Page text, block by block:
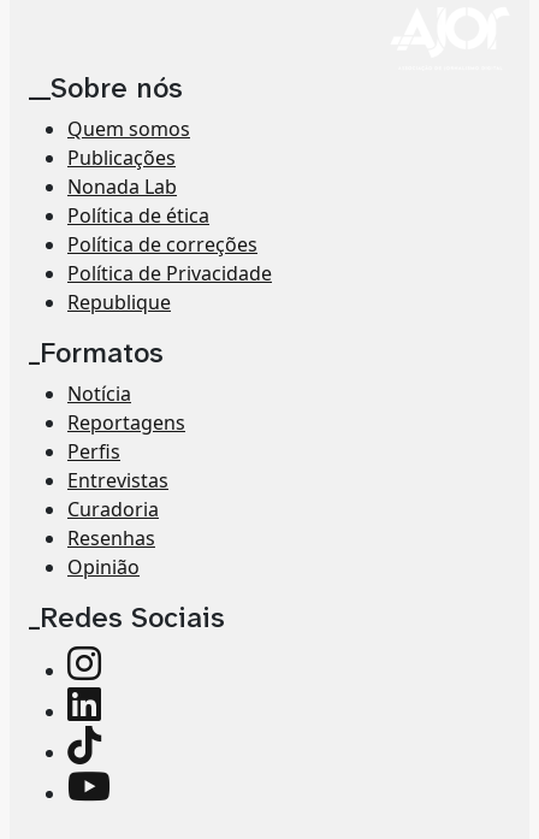
__Sobre nós
Quem somos
Publicações
Nonada Lab
Política de ética
Política de correções
Política de Privacidade
Republique
_Formatos
Notícia
Reportagens
Perfis
Entrevistas
Curadoria
Resenhas
Opinião
_Redes Sociais